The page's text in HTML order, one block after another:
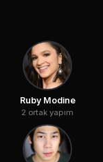
Ruby Modine
2 ortak yapım